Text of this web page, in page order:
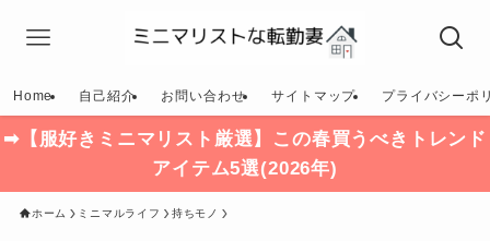
Home 自己紹介 お問い合わせ サイトマップ プライバシーポ
➡【服好きミニマリスト厳選】この春買うべきトレンド
アイテム5選(2026年)
ホーム ミニマルライフ 持ちモノ